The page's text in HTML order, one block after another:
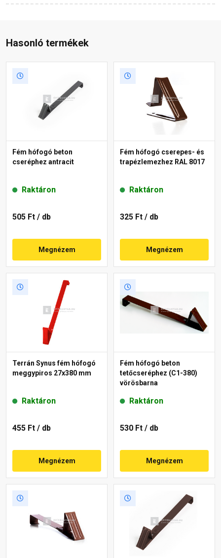
Hasonló termékek
Fém hófogó beton
cseréphez antracit
Raktáron
505 Ft / db
Megnézem
Fém hófogó cserepes- és
trapézlemezhez RAL 8017
Raktáron
325 Ft / db
Megnézem
Terrán Synus fém hófogó
meggypiros 27x380 mm
Raktáron
455 Ft / db
Megnézem
Fém hófogó beton
tetőcseréphez (C1-380)
vörösbarna
Raktáron
530 Ft / db
Megnézem